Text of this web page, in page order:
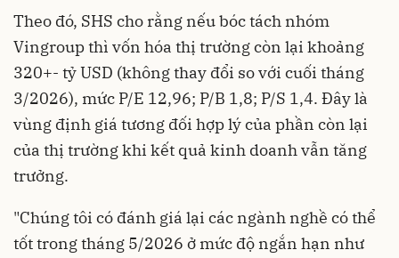
Theo đó, SHS cho rằng nếu bóc tách nhóm
Vingroup thì vốn hóa thị trường còn lại khoảng
320+- tỷ USD (không thay đổi so với cuối tháng
3/2026), mức P/E 12,96; P/B 1,8; P/S 1,4. Đây là
vùng định giá tương đối hợp lý của phần còn lại
của thị trường khi kết quả kinh doanh vẫn tăng
trưởng.
"Chúng tôi có đánh giá lại các ngành nghề có thể
tốt trong tháng 5/2026 ở mức độ ngắn hạn như